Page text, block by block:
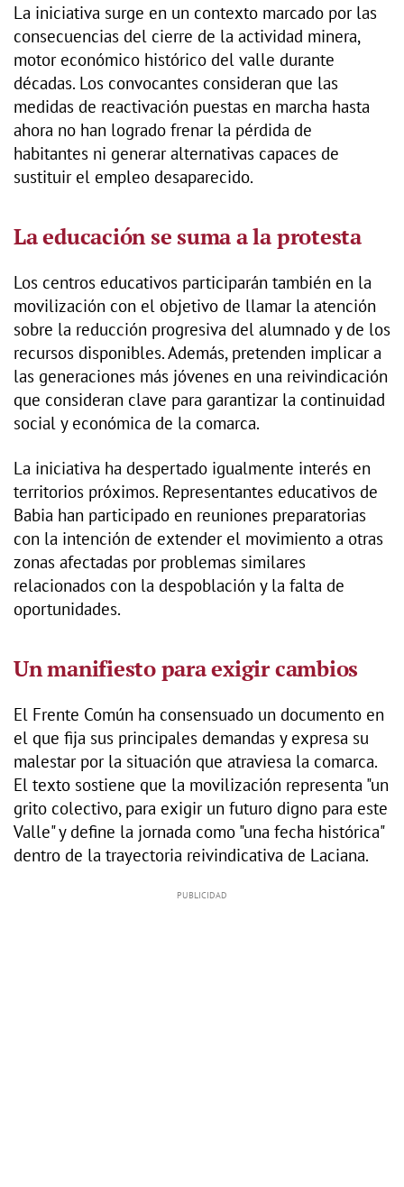
La iniciativa surge en un contexto marcado por las
consecuencias del cierre de la actividad minera,
motor económico histórico del valle durante
décadas. Los convocantes consideran que las
medidas de reactivación puestas en marcha hasta
ahora no han logrado frenar la pérdida de
habitantes ni generar alternativas capaces de
sustituir el empleo desaparecido.
La educación se suma a la protesta
Los centros educativos participarán también en la
movilización con el objetivo de llamar la atención
sobre la reducción progresiva del alumnado y de los
recursos disponibles. Además, pretenden implicar a
las generaciones más jóvenes en una reivindicación
que consideran clave para garantizar la continuidad
social y económica de la comarca.
La iniciativa ha despertado igualmente interés en
territorios próximos. Representantes educativos de
Babia han participado en reuniones preparatorias
con la intención de extender el movimiento a otras
zonas afectadas por problemas similares
relacionados con la despoblación y la falta de
oportunidades.
Un manifiesto para exigir cambios
El Frente Común ha consensuado un documento en
el que fija sus principales demandas y expresa su
malestar por la situación que atraviesa la comarca.
El texto sostiene que la movilización representa "un
grito colectivo, para exigir un futuro digno para este
Valle" y define la jornada como "una fecha histórica"
dentro de la trayectoria reivindicativa de Laciana.